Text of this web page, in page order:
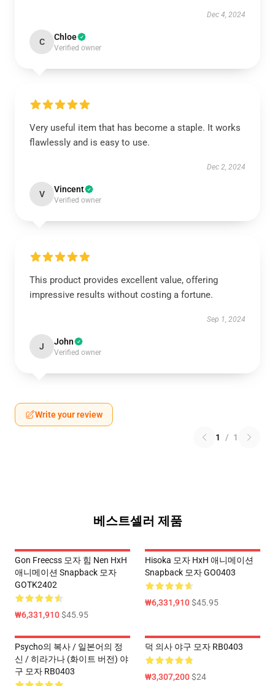
Dec 4, 2024
C Chloe
Verified owner
Very useful item that has become a staple. It works
flawlessly and is easy to use.
Dec 2, 2024
V Vincent
Verified owner
This product provides excellent value, offering
impressive results without costing a fortune.
Sep 1, 2024
J John
Verified owner
Write your review
1 / 1
베스트셀러 제품
Gon Freecss 모자 힘 Nen HxH
애니메이션 Snapback 모자
GOTK2402
₩6,331,910$45.95
Hisoka 모자 HxH 애니메이션
Snapback 모자 GO0403
₩6,331,910$45.95
Psycho의 복사 / 일본어의 정
신 / 히라가나 (화이트 버전) 야
구 모자 RB0403
덕 의사 야구 모자 RB0403
₩3,307,200$24